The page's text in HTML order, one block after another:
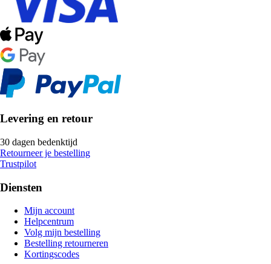
Levering en retour
30 dagen bedenktijd
Retourneer je bestelling
Trustpilot
Diensten
Mijn account
Helpcentrum
Volg mijn bestelling
Bestelling retourneren
Kortingscodes